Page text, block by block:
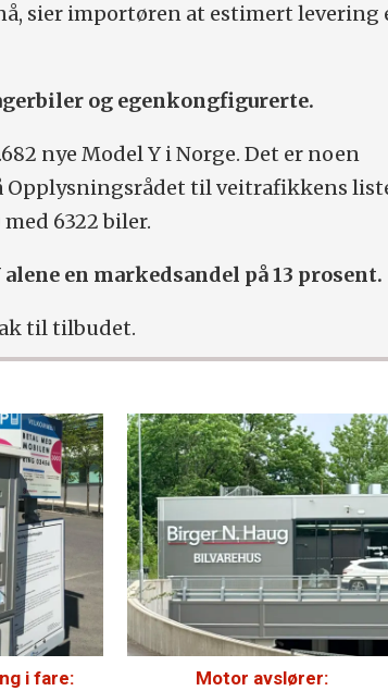
sier importøren at estimert levering
og egenkongfigurerte.
nye Model Y i Norge. Det er noen
Opplysningsrådet til veitrafikkens
6322 biler.
en markedsandel på 13 prosent.
til tilbudet.
i fare: Motor avslører: